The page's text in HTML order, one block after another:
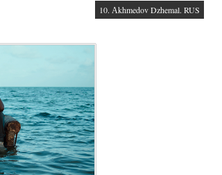
10. Аkhmedov Dzhemal. RUS